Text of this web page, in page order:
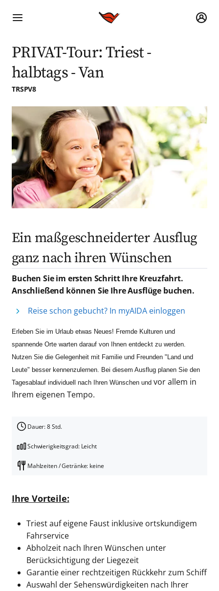
PRIVAT-Tour: Triest -
halbtags - Van
TRSPV8
Ein maßgeschneiderter Ausflug
ganz nach ihren Wünschen
Buchen Sie im ersten Schritt Ihre Kreuzfahrt.
Anschließend können Sie Ihre Ausflüge buchen.
Reise schon gebucht? In myAIDA einloggen
Erleben Sie im Urlaub etwas Neues! Fremde Kulturen und
spannende Orte warten darauf von Ihnen entdeckt zu werden.
Nutzen Sie die Gelegenheit mit Familie und Freunden "Land und
Leute" besser kennenzulernen. Bei diesem Ausflug planen Sie den
Tagesablauf individuell nach Ihren Wünschen und vor allem in
Ihrem eigenen Tempo.
Dauer: 8 Std.
Schwierigkeitsgrad: Leicht
Mahlzeiten / Getränke: keine
Ihre Vorteile:
Triest auf eigene Faust inklusive ortskundigem
Fahrservice
Abholzeit nach Ihren Wünschen unter
Berücksichtigung der Liegezeit
Garantie einer rechtzeitigen Rückkehr zum Schiff
Auswahl der Sehenswürdigkeiten nach Ihrer